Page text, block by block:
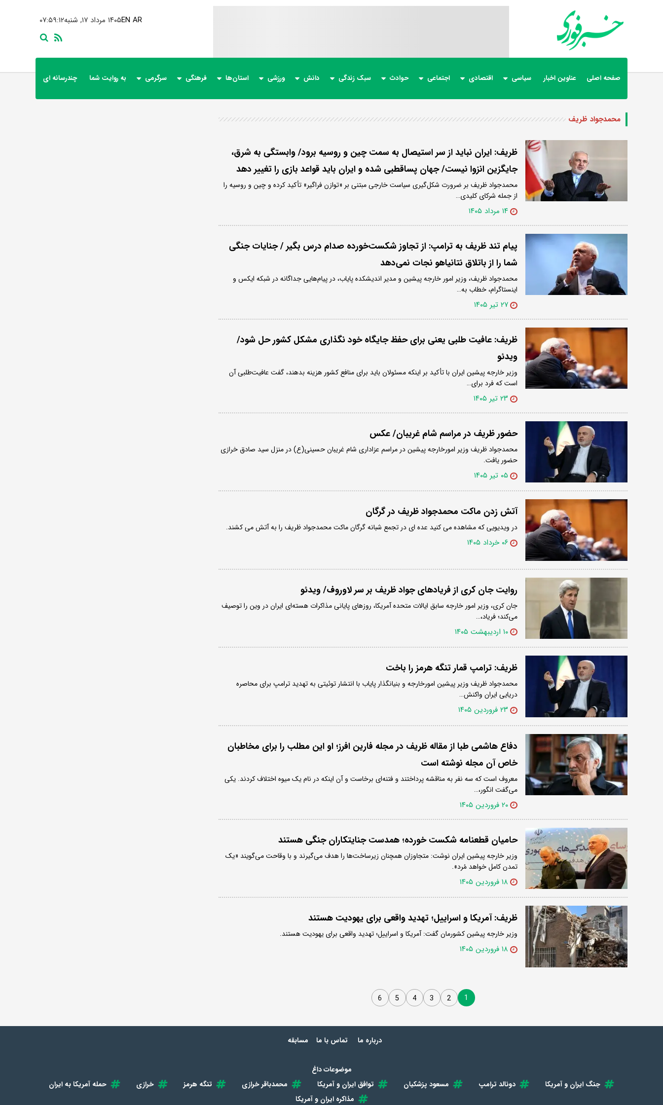
۰۷:۵۹:۱۲ ۱۴۰۵ مرداد ۱۷, شنبهEN AR
صفحه اصلی عناوین اخبار سیاسی اقتصادی اجتماعی حوادث سبک زندگی دانش ورزشی استان‌ها فرهنگی سرگرمی به روایت شما چندرسانه ای
محمدجواد ظریف
ظریف: ایران نباید از سر استیصال به سمت چین و روسیه برود/ وابستگی به شرق،
جایگزین انزوا نیست/ جهان پساقطبی شده و ایران باید قواعد بازی را تغییر دهد
محمدجواد ظریف بر ضرورت شکل‌گیری سیاست خارجی مبتنی بر «توازن فراگیر» تأکید کرده و چین و روسیه را
از جمله شرکای کلیدی…
۱۴ مرداد ۱۴۰۵
پیام تند ظریف به ترامپ: از تجاوز شکست‌خورده صدام درس بگیر / جنایات جنگی
شما را از باتلاق نتانیاهو نجات نمی‌دهد
محمدجواد ظریف، وزیر امور خارجه پیشین و مدیر اندیشکده پایاب، در پیام‌هایی جداگانه در شبکه ایکس و
اینستاگرام، خطاب به…
۲۷ تیر ۱۴۰۵
ظریف: عافیت طلبی یعنی برای حفظ جایگاه خود نگذاری مشکل کشور حل شود/
ویدئو
وزیر خارجه پیشین ایران با تأکید بر اینکه مسئولان باید برای منافع کشور هزینه بدهند، گفت عافیت‌طلبی آن
است که فرد برای…
۲۳ تیر ۱۴۰۵
حضور ظریف در مراسم شام غریبان/ عکس
محمدجواد ظریف وزیر امورخارجه پیشین در مراسم عزاداری شام غریبان حسینی(ع) در منزل سید صادق خرازی
حضور یافت.
۰۵ تیر ۱۴۰۵
آتش زدن ماکت محمدجواد ظریف در گرگان
در ویدیویی که مشاهده می کنید عده ای در تجمع شبانه گرگان ماکت محمدجواد ظریف را به آتش می کشند.
۰۶ خرداد ۱۴۰۵
روایت جان کری از فریادهای جواد ظریف بر سر لاوروف/ ویدئو
جان کری، وزیر امور خارجه سابق ایالات متحده آمریکا، روزهای پایانی مذاکرات هسته‌ای ایران در وین را توصیف
می‌کند؛ فریاد،…
۱۰ اردیبهشت ۱۴۰۵
ظریف: ترامپ قمار تنگه هرمز را باخت
محمدجواد ظریف وزیر پیشین امورخارجه و بنیانگذار پایاب با انتشار توئیتی به تهدید ترامپ برای محاصره
دریایی ایران واکنش…
۲۳ فروردین ۱۴۰۵
دفاع هاشمی طبا از مقاله ظریف در مجله فارین افرز؛ او این مطلب را برای مخاطبان
خاص آن مجله نوشته است
معروف است که سه نفر به مناقشه پرداختند و فتنه‌ای برخاست و آن اینکه در نام یک میوه اختلاف کردند. یکی
می‌گفت انگور،…
۲۰ فروردین ۱۴۰۵
حامیان قطعنامه شکست خورده؛ همدست جنایتکاران جنگی هستند
وزیر خارجه پیشین ایران نوشت: متجاوزان همچنان زیرساخت‌ها را هدف می‌گیرند و با وقاحت می‌گویند «یک
تمدن کامل خواهد مُرد».
۱۸ فروردین ۱۴۰۵
ظریف: آمریکا و اسراییل؛ تهدید واقعی برای یهودیت هستند
وزیر خارجه پیشین کشورمان گفت: آمریکا و اسراییل؛ تهدید واقعی برای یهودیت هستند.
۱۸ فروردین ۱۴۰۵
1
2
3
4
5
6
درباره ما تماس با ما مسابقه
موضوعات داغ
جنگ ایران و آمریکا
دونالد ترامپ مسعود پزشکیان توافق ایران و آمریکا محمدباقر خرازی تنگه هرمز خرازی
حمله آمریکا به ایران
مذاکره ایران و آمریکا